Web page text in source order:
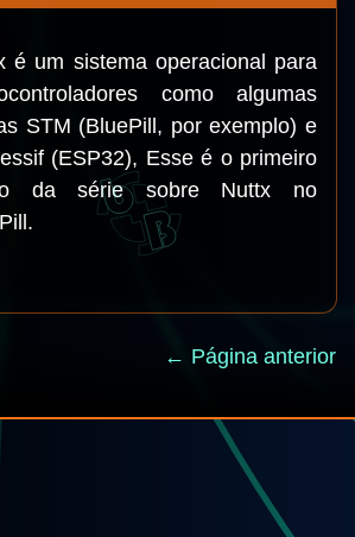
é um sistema operacional para
como algumas
STM (BluePill, por exemplo) e
(ESP32), Esse é o primeiro
da série sobre Nuttx no
← Página anterior